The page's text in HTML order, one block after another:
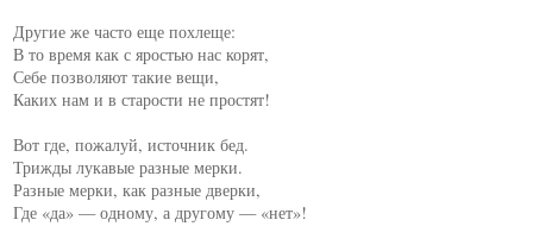
Другие же часто еще похлеще:
В то время как с яростью нас корят,
Себе позволяют такие вещи,
Каких нам и в старости не простят!
Вот где, пожалуй, источник бед.
Трижды лукавые разные мерки.
Разные мерки, как разные дверки,
Где «да» — одному, а другому — «нет»!